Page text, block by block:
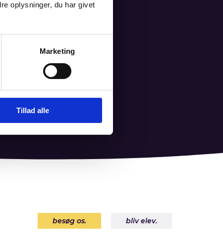
oplysninger, du har givet
Marketing
Tillad alle
besøg os. bliv elev.